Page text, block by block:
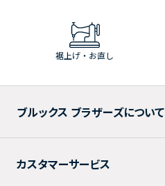
裾上げ・お直し
ブルックス ブラザーズについて
カスタマーサービス